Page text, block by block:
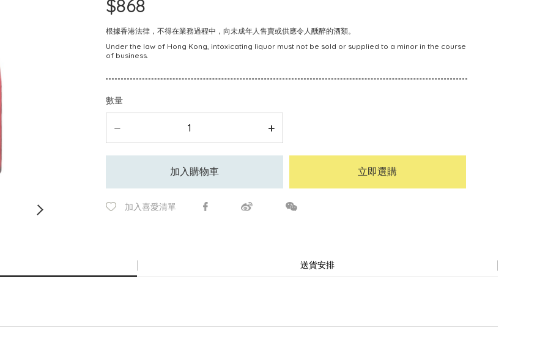
$868
根據香港法律，不得在業務過程中，向未成年人售賣或供應令人醺醉的酒類。
Under the law of Hong Kong, intoxicating liquor must not be sold or supplied to a minor in the course
of business.
數量
加入購物車 立即選購
加入喜愛清單
送貨安排